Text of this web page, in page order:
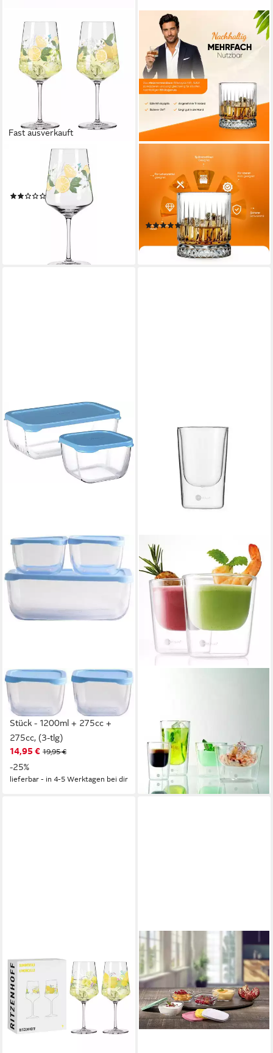
Fast ausverkauft
RITZENHOFF
Aperitifglas Sommertau
Limoncello
(1)
ab 21,26 € UVP39,90 €
Gläser-Set Elysia Whiskeyglas,
6-tlg., Glas, 12er Set, 210ml,
ideal für Whisky, Bourbon
oder Cocktails
(2)
lieferbar - in 5-6 Werktagen bei dir
PASABAHCE
Vorratsglas Snow Box
Aufbewahrungsset Deckel, 3
Stück - 1200ml + 275cc +
275cc, (3-tlg)
14,95 € 19,95 €
-25%
lieferbar - in 4-5 Werktagen bei dir
Borosilikatglas, 150 ml / h:
102 mm
28,42 €
lieferbar - in 2-3 Werktagen bei dir